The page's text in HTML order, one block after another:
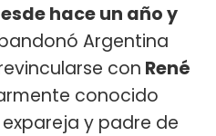
hace un año y
Argentina
con René
conocido
expareja y padre de